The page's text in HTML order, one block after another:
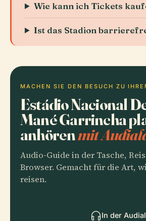
Wie kann ich Tickets
Ist das Stadion
MACHEN SIE DEN BESUCH ZU
Estádio Nacional
Mané Garrincha
anhörenmit
Audio-Guide in der Tasche,
Browser. Gemacht für die Art,
reisen.
In der